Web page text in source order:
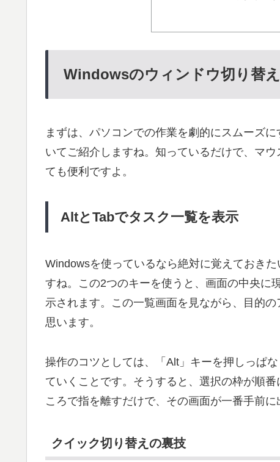
Windowsのウィンドウ切り替
まずは、パソコンでの作業を劇的にスムーズ
いてご紹介しますね。知っているだけで、マ
ても便利ですよ。
AltとTabでタスク一覧を表示
Windowsを使っているなら絶対に覚えておきた
すね。この2つのキーを使うと、画面の中央に
示されます。この一覧画面を見ながら、目的
思います。
操作のコツとしては、「Alt」キーを押しっぱ
ていくことです。そうすると、 選択の枠が順番
ころで指を離すだけで、その画面が一番手前に
クイック切り替えの裏技